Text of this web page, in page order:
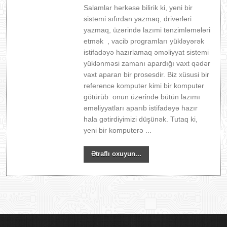
Salamlar hərkəsə bilirik ki, yeni bir
sistemi sıfırdan yazmaq, driverləri
yazmaq, üzərində lazımi tənzimləmələri
etmək , vacib programları yükləyərək
istifadəyə hazırlamaq əməliyyat sistemi
yüklənməsi zamanı apardığı vaxt qədər
vaxt aparan bir prosesdir. Biz xüsusi bir
reference komputer kimi bir komputer
götürüb onun üzərində bütün lazımı
əməliyyatları aparıb istifadəyə hazır
hala gətirdiyimizi düşünək. Tutaq ki,
yeni bir komputerə ...
Ətraflı oxuyun...